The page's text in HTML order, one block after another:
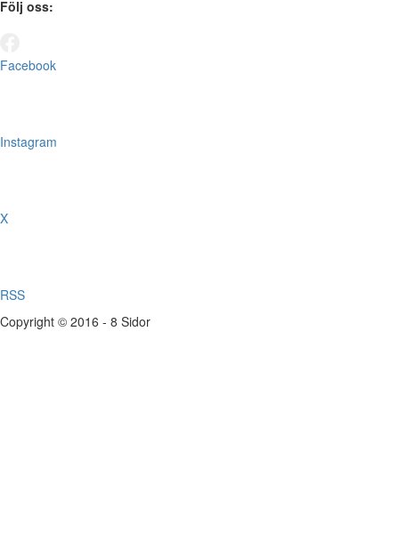
Följ oss:
Facebook
Instagram
X
RSS
Copyright © 2016 - 8 Sidor